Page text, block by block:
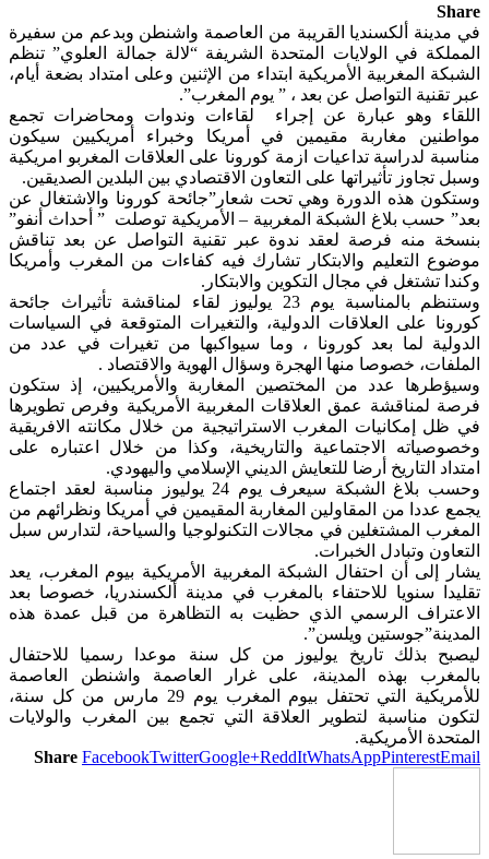
Share
في مدينة ألكسنديا القريبة من العاصمة واشنطن وبدعم من سفيرة
المملكة في الولايات المتحدة الشريفة “لالة جمالة العلوي” تنظم
الشبكة المغربية الأمريكية ابتداء من الإثنين وعلى امتداد بضعة أيام،
عبر تقنية التواصل عن بعد ، ” يوم المغرب”.
اللقاء وهو عبارة عن إجراء لقاءات وندوات ومحاضرات تجمع
مواطنين مغاربة مقيمين في أمريكا وخبراء أمريكيين سيكون
مناسبة لدراسة تداعيات ازمة كورونا على العلاقات المغربو امريكية
وسبل تجاوز تأثيراتها على التعاون الاقتصادي بين البلدين الصديقين.
وستكون هذه الدورة وهي تحت شعار”جائحة كورونا والاشتغال عن
بعد” حسب بلاغ الشبكة المغربية – الأمريكية توصلت ” أحداث أنفو”
بنسخة منه فرصة لعقد ندوة عبر تقنية التواصل عن بعد تناقش
موضوع التعليم والابتكار تشارك فيه كفاءات من المغرب وأمريكا
وكندا تشتغل في مجال التكوين والابتكار.
وستنظم بالمناسبة يوم 23 يوليوز لقاء لمناقشة تأثيراث جائحة
كورونا على العلاقات الدولية، والتغيرات المتوقعة في السياسات
الدولية لما بعد كورونا ، وما سيواكبها من تغيرات في عدد من
الملفات، خصوصا منها الهجرة وسؤال الهوية والاقتصاد .
وسيؤطرها عدد من المختصين المغاربة والأمريكيين، إذ ستكون
فرصة لمناقشة عمق العلاقات المغربية الأمريكية وفرص تطويرها
في ظل إمكانيات المغرب الاستراتيجية من خلال مكانته الافريقية
وخصوصياته الاجتماعية والتاريخية، وكذا من خلال اعتباره على
امتداد التاريخ أرضا للتعايش الديني الإسلامي واليهودي.
وحسب بلاغ الشبكة سيعرف يوم 24 يوليوز مناسبة لعقد اجتماع
يجمع عددا من المقاولين المغاربة المقيمين في أمريكا ونظرائهم من
المغرب المشتغلين في مجالات التكنولوجيا والسياحة، لتدارس سبل
التعاون وتبادل الخبرات.
يشار إلى أن احتفال الشبكة المغربية الأمريكية بيوم المغرب، يعد
تقليدا سنويا للاحتفاء بالمغرب في مدينة ألكسندريا، خصوصا بعد
الاعتراف الرسمي الذي حظيت به التظاهرة من قبل عمدة هذه
المدينة”جوستين ويلسن”.
ليصبح بذلك تاريخ يوليوز من كل سنة موعدا رسميا للاحتفال
بالمغرب بهذه المدينة، على غرار العاصمة واشنطن العاصمة
للأمريكية التي تحتفل بيوم المغرب يوم 29 مارس من كل سنة،
لتكون مناسبة لتطوير العلاقة التي تجمع بين المغرب والولايات
المتحدة الأمريكية.
Share FacebookTwitterGoogle+ReddItWhatsAppPinterestEmail